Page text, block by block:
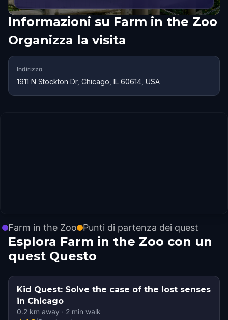
Informazioni su Farm in the Zoo
Organizza la visita
Indirizzo
1911 N Stockton Dr, Chicago, IL 60614, USA
Farm in the Zoo Punti di partenza dei quest
Esplora Farm in the Zoo con un
quest Questo
Kid Quest: Solve the case of the lost senses
in Chicago
0.2 km away · 2 min walk